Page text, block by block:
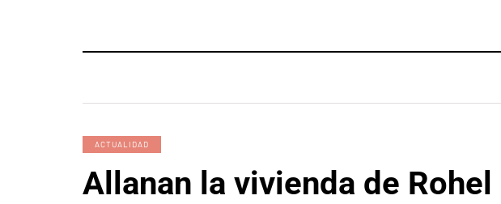
ACTUALIDAD
Allanan la vivienda de Rohel